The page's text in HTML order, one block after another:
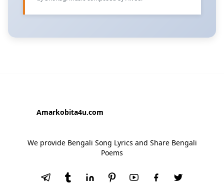
Amarkobita4u.com
We provide Bengali Song Lyrics and Share Bengali
Poems